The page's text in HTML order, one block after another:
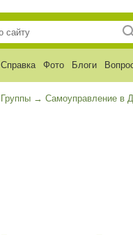
Справка Фото Блоги
Группы → Самоуправление в